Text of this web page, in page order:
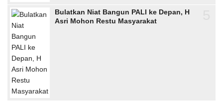
Bulatkan Niat Bangun PALI ke Depan, H
Asri Mohon Restu Masyarakat